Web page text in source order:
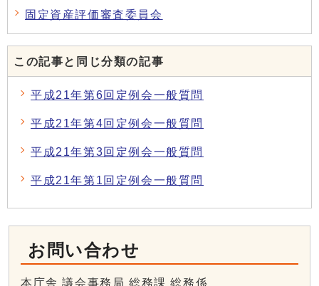
固定資産評価審査委員会
この記事と同じ分類の記事
平成21年第6回定例会一般質問
平成21年第4回定例会一般質問
平成21年第3回定例会一般質問
平成21年第1回定例会一般質問
お問い合わせ
本庁舎 議会事務局 総務課 総務係